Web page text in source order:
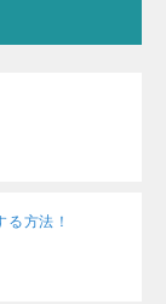
方法！